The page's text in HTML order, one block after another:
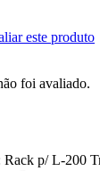
este produto
foi avaliado.
Rack p/ L-200